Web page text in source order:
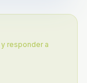
responder a